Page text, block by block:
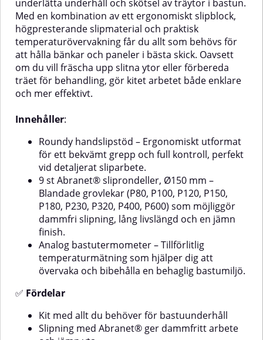
hälsosamt arbetsflöde!✅
Fördelar med Mirka Roundy
KitErgonomisk design – perfekt
formad för handenRundade hörn
för slipning i trånga utrymmen
och kanterLåg konstruktion för
maximal kontrollKan användas
med Abranet och 15-
hålsrondellerDammfri slipning vid
anslutning till
du behöver i ett paketRoundy Kit
handslipstöd1 st slang för
dammutsug15 st Abranet-
rondeller5 × P1205 × P1805 ×
slipark.Det ergonomiska
tvåhandsgreppet ger utmärkt
kontroll och komfort även vid
längre arbetspass.✅ Fördelar
med Mirka Handy
HandslipstödPerfekt för
spackelslipning och plana
ytorEffektivt dammutsug med 55
med Abranet® för nästan
dammfri slipningOptimerat
luftflöde för jämn rörelse över
ytanMirka Handy Kit innehåller1
st Mirka Handy handslipstöd (80
x 230 mm)1 st utsugsslang 20
mm × 4 m5 st Abranet® slipark:1
× P803 × P1201 × P180
underlätta underhåll och skötsel av träytor i bastun.
Med en kombination av ett ergonomiskt slipblock,
högpresterande slipmaterial och praktisk
temperaturövervakning får du allt som behövs för
att hålla bänkar och paneler i bästa skick. Oavsett
om du vill fräscha upp slitna ytor eller förbereda
träet för behandling, gör kitet arbetet både enklare
och mer effektivt.
Innehåller:
Roundy handslipstöd – Ergonomiskt utformat
för ett bekvämt grepp och full kontroll, perfekt
vid detaljerat sliparbete.
9 st Abranet® sliprondeller, Ø150 mm –
Blandade grovlekar (P80, P100, P120, P150,
P180, P230, P320, P400, P600) som möjliggör
dammfri slipning, lång livslängd och en jämn
finish.
Analog bastutermometer – Tillförlitlig
temperaturmätning som hjälper dig att
övervaka och bibehålla en behaglig bastumiljö.
✅ Fördelar
Kit med allt du behöver för bastuunderhåll
Slipning med Abranet® ger dammfritt arbete